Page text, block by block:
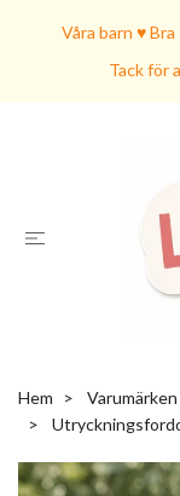
Våra barn ♥ Bra
Tack för
Hem Varumärken